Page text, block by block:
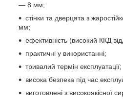
— 8 мм;
стінки та дверцята з
мм;
ефективність (високий ККД
практичні у використанні;
тривалий термін експлуатації;
висока безпека під час
виготовлені з високоякісної